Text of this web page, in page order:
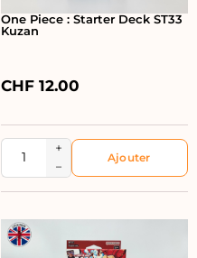
One Piece : Starter Deck ST33
Kuzan
CHF12.00
+
−